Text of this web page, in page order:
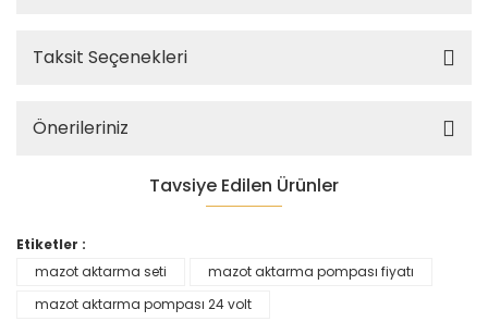
Taksit Seçenekleri
Önerileriniz
Tavsiye Edilen Ürünler
Etiketler :
mazot aktarma seti
mazot aktarma pompası fiyatı
mazot aktarma pompası 24 volt